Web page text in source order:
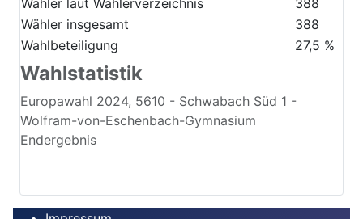
Wahlstatistik
Europawahl 2024, 5610 - Schwabach Süd 1 -
Wolfram-von-Eschenbach-Gymnasium
Wahlberechtigte mit Wahlschein insgesamt
622
Wähler laut Wählerverzeichnis
388
Wähler insgesamt
388
Wahlbeteiligung